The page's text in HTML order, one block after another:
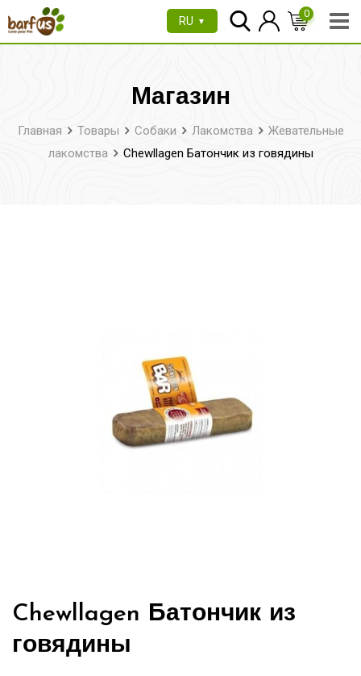
Перейти
RU ▼
0
Магазин
Главная Товары Собаки Лакомства
Жевательные
лакомства
Chewllagen Батончик из говядины
Chewllagen Батончик из
говядины